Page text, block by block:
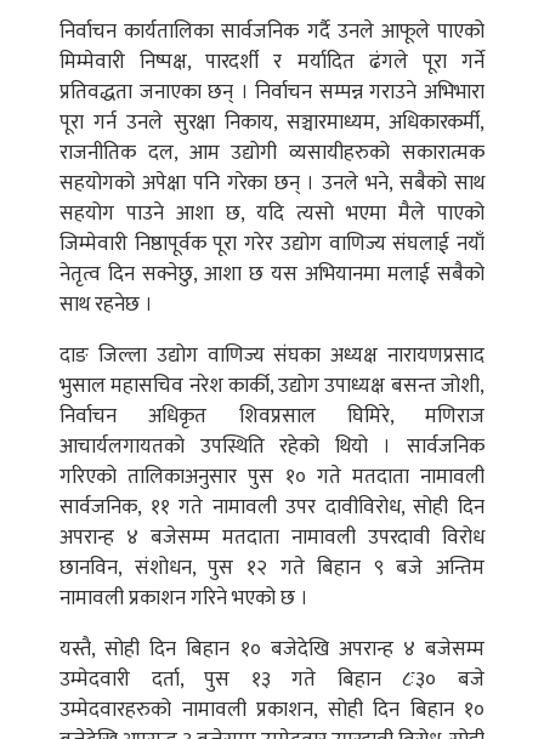
निर्वाचन कार्यतालिका सार्वजनिक गर्दै उनले आफूले पाएको
मिम्मेवारी निष्पक्ष, पारदर्शी र मर्यादित ढंगले पूरा गर्ने
प्रतिवद्धता जनाएका छन् । निर्वाचन सम्पन्न गराउने अभिभारा
पूरा गर्न उनले सुरक्षा निकाय, सञ्चारमाध्यम, अधिकारकर्मी,
राजनीतिक दल, आम उद्योगी व्यसायीहरुको सकारात्मक
सहयोगको अपेक्षा पनि गरेका छन् । उनले भने, सबैको साथ
सहयोग पाउने आशा छ, यदि त्यसो भएमा मैले पाएको
जिम्मेवारी निष्ठापूर्वक पूरा गरेर उद्योग वाणिज्य संघलाई नयाँ
नेतृत्व दिन सक्नेछु, आशा छ यस अभियानमा मलाई सबैको
साथ रहनेछ ।
दाङ जिल्ला उद्योग वाणिज्य संघका अध्यक्ष नारायणप्रसाद
भुसाल महासचिव नरेश कार्की, उद्योग उपाध्यक्ष बसन्त जोशी,
निर्वाचन अधिकृत शिवप्रसाल घिमिरे, मणिराज
आचार्यलगायतको उपस्थिति रहेको थियो । सार्वजनिक
गरिएको तालिकाअनुसार पुस १० गते मतदाता नामावली
सार्वजनिक, ११ गते नामावली उपर दावीविरोध, सोही दिन
अपरान्ह ४ बजेसम्म मतदाता नामावली उपरदावी विरोध
छानविन, संशोधन, पुस १२ गते बिहान ९ बजे अन्तिम
नामावली प्रकाशन गरिने भएको छ ।
यस्तै, सोही दिन बिहान १० बजेदेखि अपरान्ह ४ बजेसम्म
उम्मेदवारी दर्ता, पुस १३ गते बिहान ८ः३० बजे
उम्मेदवारहरुको नामावली प्रकाशन, सोही दिन बिहान १०